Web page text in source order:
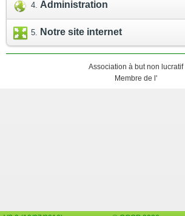
Administration
Notre site internet
Association à but non lucratif
Membre de l'